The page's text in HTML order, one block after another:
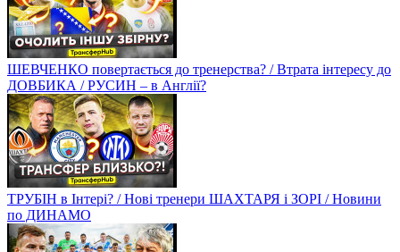
ШЕВЧЕНКО повертається до тренерства? / Втрата інтересу до
ДОВБИКА / РУСИН – в Англії?
ТРУБІН в Інтері? / Нові тренери ШАХТАРЯ і ЗОРІ / Новини
по ДИНАМО